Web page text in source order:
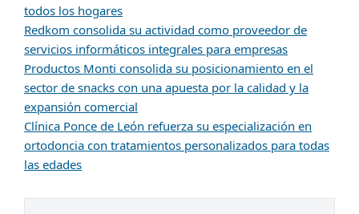
todos los hogares
Redkom consolida su actividad como proveedor de
servicios informáticos integrales para empresas
Productos Monti consolida su posicionamiento en el
sector de snacks con una apuesta por la calidad y la
expansión comercial
Clínica Ponce de León refuerza su especialización en
ortodoncia con tratamientos personalizados para todas
las edades